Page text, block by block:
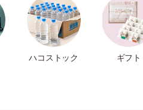
ハコストック ギフト